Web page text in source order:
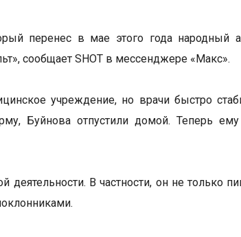
перенес в мае этого года народный
сообщает SHOT в мессенджере «Макс».
учреждение, но врачи быстро
Буйнова отпустили домой. Теперь
В частности, он не только